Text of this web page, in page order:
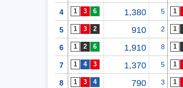
4 1,380 5
5 910 2
6 1,910 8
7 1,370 5
8 790 3